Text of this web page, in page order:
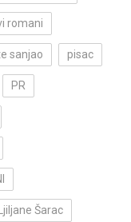
romani
sanjao pisac
PR
Šarac